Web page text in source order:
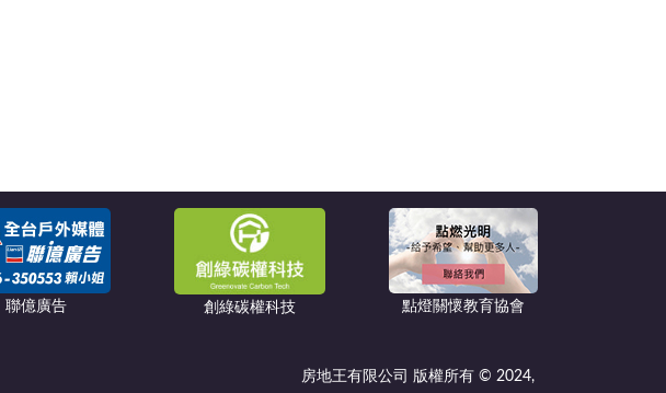
聯億廣告 創綠碳權科技 點燈關懷教育協會
房地王有限公司 版權所有 © 2024,